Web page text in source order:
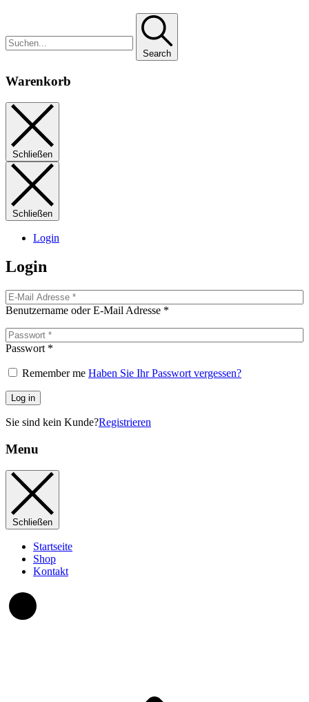
Search
Warenkorb
Schließen
Schließen
Login
Login
Benutzername oder E-Mail Adresse *
Passwort *
Remember me Haben Sie Ihr Passwort vergessen?
Log in
Sie sind kein Kunde?Registrieren
Menu
Schließen
Startseite
Shop
Kontakt